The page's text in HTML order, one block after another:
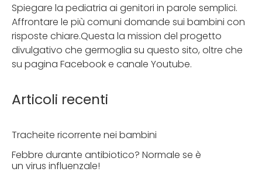
Spiegare la pediatria ai genitori in parole semplici.
Affrontare le più comuni domande sui bambini con
risposte chiare.Questa la mission del progetto
divulgativo che germoglia su questo sito, oltre che
su pagina Facebook e canale Youtube.
Articoli recenti
Tracheite ricorrente nei bambini
Febbre durante antibiotico? Normale se è
un virus influenzale!